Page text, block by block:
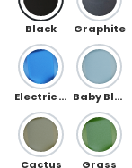
Black Graphite
Electric Blue Baby Blue
Cactus Grass